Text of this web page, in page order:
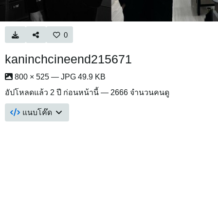
0
kaninchcineend215671
800 × 525 — JPG 49.9 KB
อัปโหลดแล้ว 2 ปี ก่อนหน้านี้ — 2666 จำนวนคนดู
แนบโค๊ด